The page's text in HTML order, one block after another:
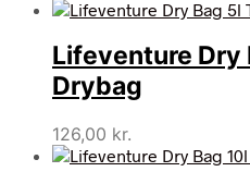
Lifeventure Dry
Drybag
126,00 kr.